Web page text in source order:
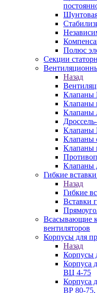
Полюс
Секции
Назад
Клапаны
Клапаны
Клапаны
Клапаны
Клапаны
Клапаны
Клапаны
Гибкие
Назад
Гибкие
Вставки
Всасывающие
вентиляторов
Корпусы для
Назад
Корпусы
Корпуса
ВЦ 4-75
Корпуса
ВР 80-